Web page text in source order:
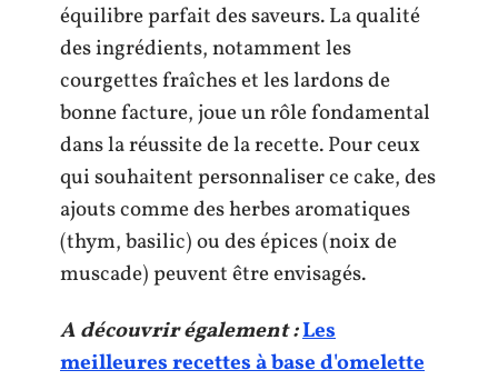
équilibre parfait des saveurs. La qualité
des ingrédients, notamment les
courgettes fraîches et les lardons de
bonne facture, joue un rôle fondamental
dans la réussite de la recette. Pour ceux
qui souhaitent personnaliser ce cake, des
ajouts comme des herbes aromatiques
(thym, basilic) ou des épices (noix de
muscade) peuvent être envisagés.
A découvrir également :Les
meilleures recettes à base d'omelette